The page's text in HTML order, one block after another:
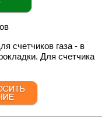
счетчиков газа - в
Для счетчика